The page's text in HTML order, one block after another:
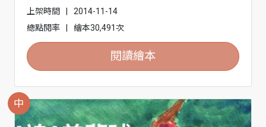
上架時間
|
2014-11-14
總點閱率
| 繪本30,491次
閱讀繪本
中